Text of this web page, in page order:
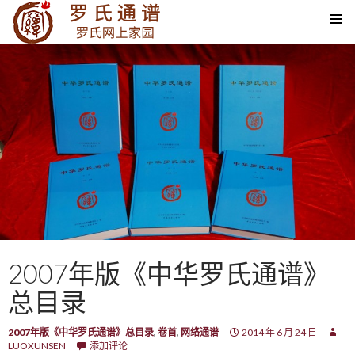
SKIP TO CONTENT
2007年版《中华罗氏通谱》
总目录
2007年版《中华罗氏通谱》总目录, 卷首, 网络通谱
2014 年 6 月 24 日
LUOXUNSEN
添加评论